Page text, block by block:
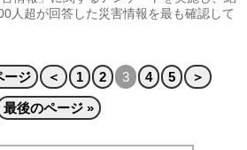
人超が回答した災害情報を最も確認して
ージ ＜ 1 2 3 4 5 ＞
最後のページ »